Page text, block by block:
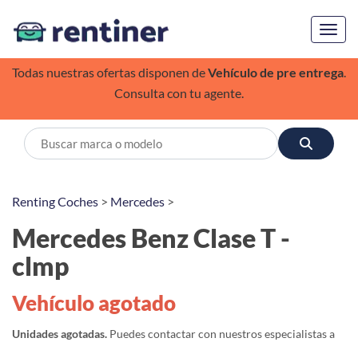
Todas nuestras ofertas disponen deVehículo de pre entrega.
Consulta con tu agente.
Renting Coches > Mercedes >
Mercedes Benz Clase T -
clmp
Vehículo agotado
Unidades agotadas. Puedes contactar con nuestros especialistas a